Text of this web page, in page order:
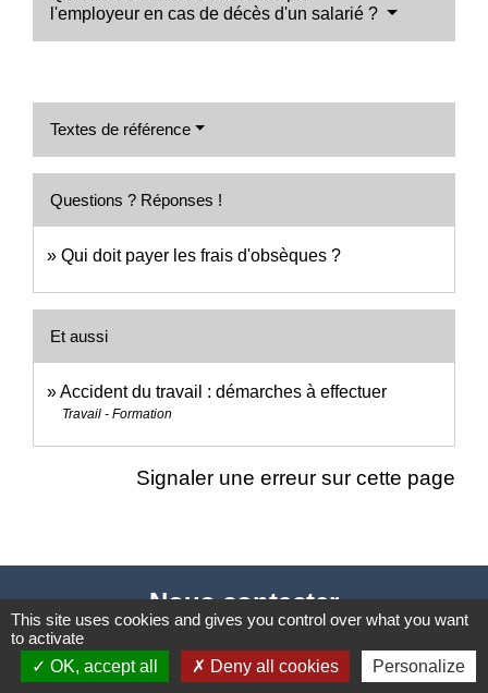
l'employeur en cas de décès d'un salarié ?
Textes de référence
Questions ? Réponses !
Qui doit payer les frais d'obsèques ?
Et aussi
Accident du travail : démarches à effectuer
Travail - Formation
Signaler une erreur sur cette page
Nous contacter
1 rue de la Mairie
This site uses cookies and gives you control over what you want
to activate
OK, accept all
Deny all cookies Personalize